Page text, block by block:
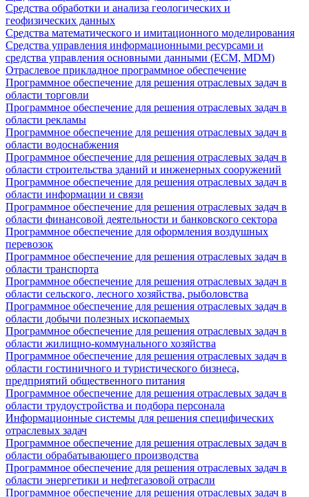
Средства обработки и анализа геологических и
геофизических данных
Средства математического и имитационного моделирования
Средства управления информационными ресурсами и
средства управления основными данными (ECM, MDM)
Отраслевое прикладное программное обеспечение
Программное обеспечение для решения отраслевых задач в
области торговли
Программное обеспечение для решения отраслевых задач в
области рекламы
Программное обеспечение для решения отраслевых задач в
области водоснабжения
Программное обеспечение для решения отраслевых задач в
области строительства зданий и инженерных сооружений
Программное обеспечение для решения отраслевых задач в
области информации и связи
Программное обеспечение для решения отраслевых задач в
области финансовой деятельности и банковского сектора
Программное обеспечение для оформления воздушных
перевозок
Программное обеспечение для решения отраслевых задач в
области транспорта
Программное обеспечение для решения отраслевых задач в
области сельского, лесного хозяйства, рыболовства
Программное обеспечение для решения отраслевых задач в
области добычи полезных ископаемых
Программное обеспечение для решения отраслевых задач в
области жилищно-коммунального хозяйства
Программное обеспечение для решения отраслевых задач в
области гостиничного и туристического бизнеса,
предприятий общественного питания
Программное обеспечение для решения отраслевых задач в
области трудоустройства и подбора персонала
Информационные системы для решения специфических
отраслевых задач
Программное обеспечение для решения отраслевых задач в
области обрабатывающего производства
Программное обеспечение для решения отраслевых задач в
области энергетики и нефтегазовой отрасли
Программное обеспечение для решения отраслевых задач в